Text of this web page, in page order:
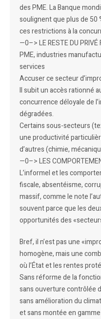
des PME. La Banque
soulignent que plus de 50
ces restrictions à la
—0–> LE RESTE DU PRIVÉ
PME, industries
services
Accuser ce secteur
Il subit un accès rationné
concurrence déloyale de
dégradées.
Certains sous-secteurs
une productivité
d’autres (chimie,
—0–> LES
L’informel et les
fiscale, absentéisme,
massif, comme le note
souvent parce que les
opportunités des
Bref, il n’est pas une
homogène, mais une
où l’État et les rentes
Sans réforme de la
sans ouverture contrôlée
sans amélioration du
et sans montée en